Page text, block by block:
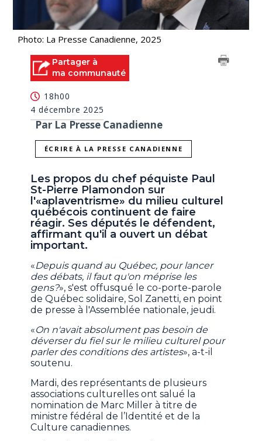
Photo: La Presse Canadienne, 2025
Partager à
ma communauté
18h00
4 décembre 2025
Par La Presse Canadienne
ÉCRIRE À LA PRESSE CANADIENNE
Les propos du chef péquiste Paul
St-Pierre Plamondon sur
l'«aplaventrisme» du milieu culturel
québécois continuent de faire
réagir. Ses députés le défendent,
affirmant qu'il a ouvert un débat
important.
«Depuis quand au Québec, pour lancer
des débats, il faut qu'on méprise les
gens?», s'est offusqué le co-porte-parole
de Québec solidaire, Sol Zanetti, en point
de presse à l'Assemblée nationale, jeudi.
«On n'avait absolument pas besoin de
déverser du fiel sur le milieu culturel pour
parler des conditions des artistes», a-t-il
soutenu.
Mardi, des représentants de plusieurs
associations culturelles ont salué la
nomination de Marc Miller à titre de
ministre fédéral de l’Identité et de la
Culture canadiennes.